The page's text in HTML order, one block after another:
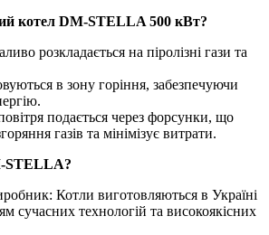
котел DM-STELLA 500 кВт?
розкладається на піролізні гази та
в зону горіння, забезпечуючи
подається через форсунки, що
газів та мінімізує витрати.
STELLA?
Котли виготовляються в Україні
сучасних технологій та високоякісних